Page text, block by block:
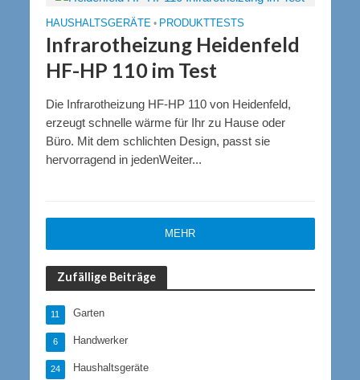
HAUSHALTSGERÄTE • PRODUKTTESTS
Infrarotheizung Heidenfeld
HF-HP 110 im Test
Die Infrarotheizung HF-HP 110 von Heidenfeld,
erzeugt schnelle wärme für Ihr zu Hause oder
Büro. Mit dem schlichten Design, passt sie
hervorragend in jedenWeiter...
MEHR
Zufällige Beiträge
Garten
11
Handwerker
6
Haushaltsgeräte
24